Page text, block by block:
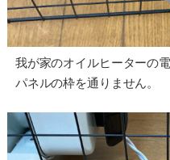
我が家のオイルヒーターの
パネルの枠を通りません。